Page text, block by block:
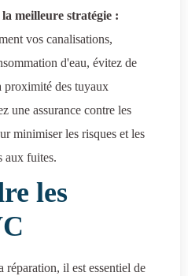
meilleure stratégie :
vos canalisations,
d'eau, évitez de
proximité des tuyaux
une assurance contre les
minimiser les risques et les
aux fuites.
les
réparation, il est essentiel de